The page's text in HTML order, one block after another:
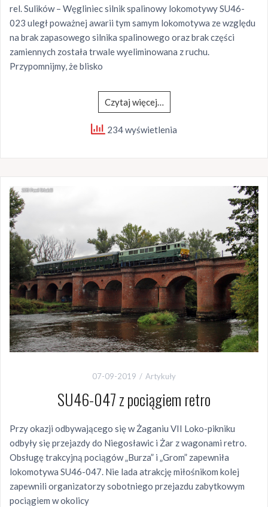
rel. Sulików – Węgliniec silnik spalinowy lokomotywy SU46-
023 uległ poważnej awarii tym samym lokomotywa ze względu
na brak zapasowego silnika spalinowego oraz brak części
zamiennych została trwale wyeliminowana z ruchu.
Przypomnijmy, że blisko
Czytaj więcej…
234 wyświetlenia
07-09-2019 Artykuły
SU46-047 z pociągiem retro
Przy okazji odbywającego się w Żaganiu VII Loko-pikniku
odbyły się przejazdy do Niegosławic i Żar z wagonami retro.
Obsługę trakcyjną pociągów „Burza” i „Grom” zapewniła
lokomotywa SU46-047. Nie lada atrakcję miłośnikom kolej
zapewnili organizatorzy sobotniego przejazdu zabytkowym
pociągiem w okolicy